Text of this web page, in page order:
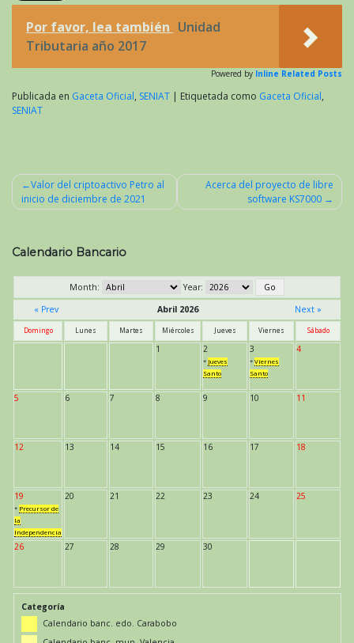
Por favor, lea también Unidad
Tributaria año 2017
Powered by Inline Related Posts
Publicada en Gaceta Oficial, SENIAT Etiquetada como Gaceta Oficial,
SENIAT
Navegación
entradas
Valor del criptoactivo Petro al
inicio de diciembre de 2021
Acerca del proyecto de libre
software KS7000
Calendario Bancario
Month:
Year:
« Prev
Abril 2026 Next »
Domingo Lunes Martes Miércoles Jueves Viernes Sábado
1 2
* Jueves
Santo
3
* Viernes
Santo
4
5 6 7 8 9 10 11
12 13 14 15 16 17 18
19
* Precursor de
la
Independencia
20 21 22 23 24 25
26 27 28 29 30
Categoría
Calendario banc. edo. Carabobo